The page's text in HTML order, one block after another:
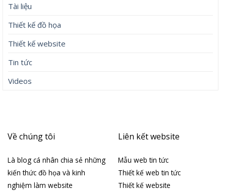
Tài liệu
Thiết kế đồ họa
Thiết kế website
Tin tức
Videos
Về chúng tôi
Là blog cá nhân chia sẻ những
kiến thức đồ họa và kinh
nghiệm làm website
Liên kết website
Mẫu web tin tức
Thiết kế web tin tức
Thiết kế website